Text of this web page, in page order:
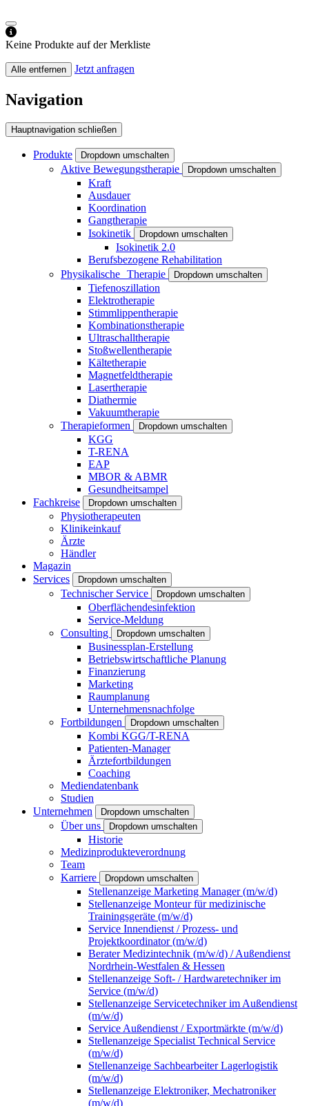
Keine Produkte auf der Merkliste
Alle entfernen Jetzt anfragen
Navigation
Hauptnavigation schließen
Produkte Dropdown umschalten
Aktive Bewegungstherapie Dropdown umschalten
Kraft
Ausdauer
Koordination
Gangtherapie
Isokinetik
Dropdown umschalten
Isokinetik 2.0
Berufsbezogene Rehabilitation
Physikalische Therapie
Dropdown umschalten
Tiefenoszillation
Elektrotherapie
Stimmlippentherapie
Kombinationstherapie
Ultraschalltherapie
Stoßwellentherapie
Kältetherapie
Magnetfeldtherapie
Lasertherapie
Diathermie
Vakuumtherapie
Therapieformen
Dropdown umschalten
KGG
T-RENA
EAP
MBOR & ABMR
Gesundheitsampel
Fachkreise
Dropdown umschalten
Physiotherapeuten
Klinikeinkauf
Ärzte
Händler
Magazin
Services
Dropdown umschalten
Technischer Service Dropdown umschalten
Oberflächendesinfektion
Service-Meldung
Consulting
Dropdown umschalten
Businessplan-Erstellung
Betriebswirtschaftliche Planung
Finanzierung
Marketing
Raumplanung
Unternehmensnachfolge
Fortbildungen
Dropdown umschalten
Kombi KGG/T-RENA
Patienten-Manager
Ärztefortbildungen
Coaching
Mediendatenbank
Studien
Unternehmen
Dropdown umschalten
Über uns Dropdown umschalten
Historie
Medizinprodukteverordnung
Team
Karriere
Dropdown umschalten
Stellenanzeige Marketing Manager (m/w/d)
Stellenanzeige Monteur für medizinische
Trainingsgeräte (m/w/d)
Service Innendienst / Prozess- und
Projektkoordinator (m/w/d)
Berater Medizintechnik (m/w/d) / Außendienst
Nordrhein-Westfalen & Hessen
Stellenanzeige Soft- / Hardwaretechniker im
Service (m/w/d)
Stellenanzeige Servicetechniker im Außendienst
(m/w/d)
Service Außendienst / Exportmärkte (m/w/d)
Stellenanzeige Specialist Technical Service
(m/w/d)
Stellenanzeige Sachbearbeiter Lagerlogistik
(m/w/d)
Stellenanzeige Elektroniker, Mechatroniker
(m/w/d)